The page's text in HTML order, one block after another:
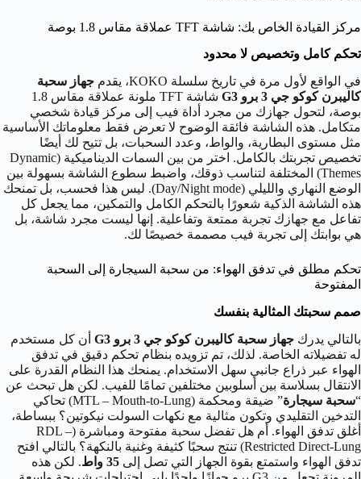
مركز القيادة الخاص بك: شاشة TFT عملاقة مقاس 1.8 بوصة
تحكم كامل وتخصيص لا محدود
في الواقع لأول مرة في تاريخ سلسلة KOKO، يقدم
جهاز سحبة
كاليبرن كوكو جي 3 برو
شاشة TFT ملونة عملاقة مقاس 1.8
بوصة، لتحول جهازك من مجرد أداة فيب إلى مركز قيادة شخصي
متكامل. هذه الشاشة فائقة الوضوح لا تعرض فقط معلوماتك الأساسية
مثل مستوى البطارية، والواط، وعدد السحبات، بل تتيح لك أيضًا
تخصيص تجربتك بالكامل. اختر من بين السمات الديناميكية (Dynamic
Themes) المختلفة لتناسب ذوقك، واضبط سطوع الشاشة بسهولة بين
الوضع النهاري والليلي (Day/Night mode). ليس هذا فحسب، بل تمنحك
هذه الشاشة الذكية شعورًا بالتحكم الكامل والتمكين، مما يجعل كل
تفاعل مع جهازك تجربة ممتعة وتفاعلية. إنها ليست مجرد شاشة، بل
هي بوابتك إلى تجربة فيب مصممة خصيصًا لك.
تحكم مطلق في تدفق الهواء: من سحبة السيجارة إلى السحبة
المفتوحة
صمم سحبتك المثالية بنفسك
بالتالي يدرك جهاز سحبة كاليبرن كوكو جي 3 برو
أن كل مستخدم
له تفضيلاته الخاصة. لذلك، تم تزويده بنظام تحكم دقيق في تدفق
الهواء عبر ذراع جانبي سهل الاستخدام. يمنحك هذا النظام القدرة على
الانتقال بسلاسة بين أسلوبين مختلفين تمامًا للفيب. لكن هل تبحث عن
“سحبة سيجارة
” ضيقة ومحكمة (MTL – Mouth-to-Lung) تحاكي
التدخين التقليدي وتكون مثالية مع نكهات السولت نيكوتين؟ ببساطة،
أغلق تدفق الهواء. أم هل تفضل سحبة مفتوحة ومباشرة (RDL –
Restricted Direct-Lung) تنتج سحبًا كثيفة وغنية بالنكهة؟ بالتالي افتح
تدفق الهواء واستمتع بقوة الجهاز التي تصل إلى 35 واط
. لكن هذه